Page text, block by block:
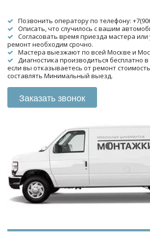
Позвонить оператору по телефону:
Описать, что случилось с вашим
Согласовать время приезда мастера или
ремонт необходим срочно.
Мастера выезжают по всей Москве и
Диагностика производиться бесплатно
если вы отказываетесь от ремонт
составлять Минимальный выезд.
Заказать звонок